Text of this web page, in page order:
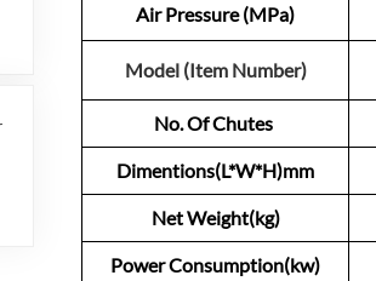
Air Pressure (MPa)
Model (Item Number)
No. Of Chutes
Dimentions(L*W*H)mm
Net Weight(kg)
Power Consumption(kw)